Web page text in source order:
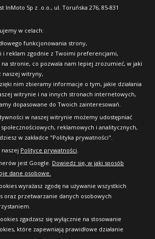
Sp z .o.o., ul. Toruńska 276, 85-831
w celach:
funkcjonowania strony,
i reklam zgodnie z Twoimi preferencjami,
stronie, co pozwala nam lepiej zrozumieć, w jaki
naszej witryny,
nim zbieramy informacje o tym, jakie działania
witrynie i na innych stronach internetowych,
dopasowane do Twoich zainteresowań.
w naszej witrynie możemy udostępniać
reklamowych i analitycznych,
w zakładce "Polityka prywatności".
naszej Polityce prywatności.
jest Google. Dowiedz się, w jaki sposób
dane osobowe.
wyrażasz zgodę na używanie wszystkich
oraz przetwarzanie danych osobowych
zgadzasz się wyłącznie na stosowanie
które zapewniają prawidłowe działanie
PARTNER